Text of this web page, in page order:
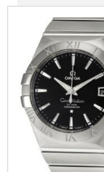
SALE – Top
Uhr-Widget
Uhrwerke